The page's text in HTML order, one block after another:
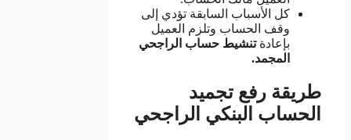
كل الأسباب السابقة تؤدي إلى
وقف الحساب وتلزم العميل
بإعادةتنشيط حساب الراجحي
المجمد.
طريقة رفع تجميد
الحساب البنكي الراجحي